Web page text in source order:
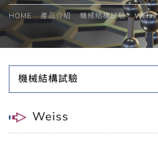
HOME 產品介紹 機械結構試驗 Weiss
機械結構試驗
Weiss